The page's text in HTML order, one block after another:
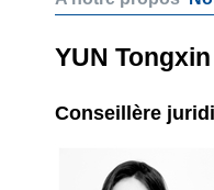
YUN Tongxin
Conseillère